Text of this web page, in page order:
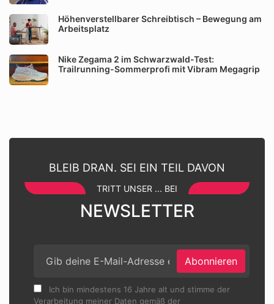
Höhenverstellbarer Schreibtisch – Bewegung am
Arbeitsplatz
Nike Zegama 2 im Schwarzwald-Test:
Trailrunning-Sommerprofi mit Vibram Megagrip
BLEIB DRAN. SEI EIN TEIL DAVON
TRITT UNSER ... BEI
NEWSLETTER
Abonnieren
Ich bin mindestens 16 Jahre alt und stimme der
Verarbeitung meiner Daten gemäß der